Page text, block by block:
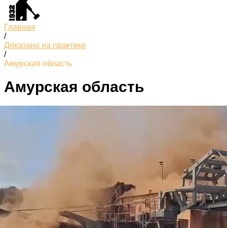
Главная
/
Доказано на практике
/
Амурская область
Амурская область